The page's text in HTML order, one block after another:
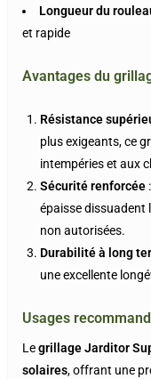
Longueur du
et rapide
Avantages du
Résistance
plus exigeants, ce
intempéries et aux
Sécurité renforcée
épaisse dissuadent
non autorisées.
Durabilité à long
une excellente
Usages
Legrillage Jarditor
solaires, offrant une